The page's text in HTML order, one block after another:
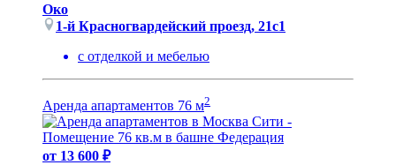
Око
1-й Красногвардейский проезд, 21с1
с отделкой и мебелью
Аренда апартаментов 76 м2
от 13 600 ₽